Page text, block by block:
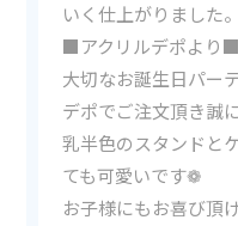
いく仕上がりました
■アクリルデポより■
大切なお誕生日パー
デポでご注文頂き誠
乳半色のスタンドと
ても可愛いです❁
お子様にもお喜び頂